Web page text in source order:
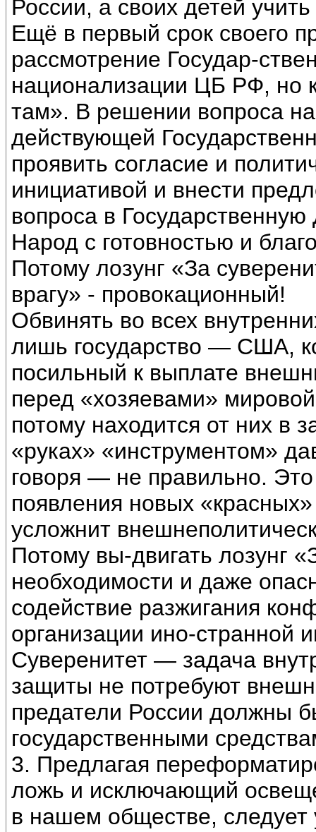
России, а своих детей
Ещё в первый срок своего
рассмотрение Государ-
национализации ЦБ РФ, но
там». В решении вопроса
действующей
проявить согласие и
инициативой и внести
вопроса в
Народ с готовностью и
Потому лозунг «За
врагу» - провокационный!
Обвинять во всех
лишь государство — США,
посильный к выплате
перед «хозяевами»
потому находится от них в
«руках» «инструментом»
говоря — не правильно. Это
появления новых
усложнит
Потому вы-двигать лозунг
необходимости и даже
содействие разжигания
организации ино-странной
Суверенитет — задача
защиты не потребуют
предатели России должны
государственными
3. Предлагая
ложь и исключающий
в нашем обществе, следует